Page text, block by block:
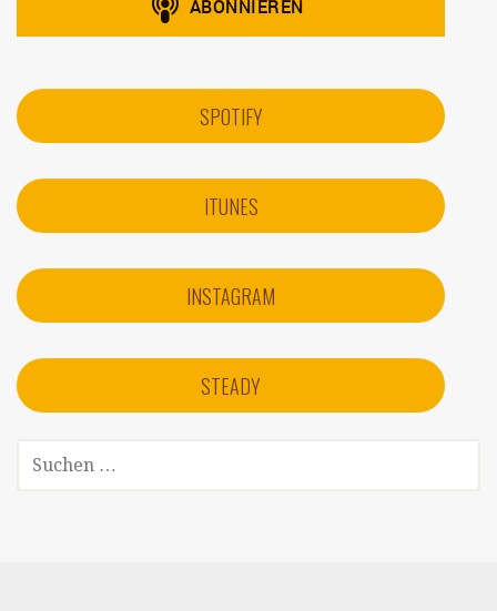
SPOTIFY
ITUNES
INSTAGRAM
STEADY
SUCHEN
NACH: